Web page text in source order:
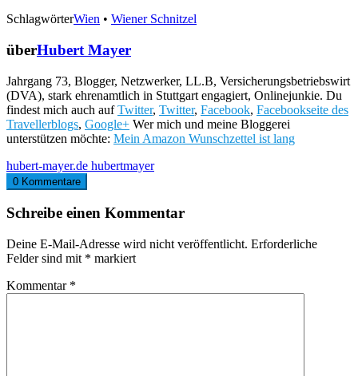
SchlagwörterWien • Wiener Schnitzel
überHubert Mayer
Jahrgang 73, Blogger, Netzwerker, LL.B, Versicherungsbetriebswirt
(DVA), stark ehrenamtlich in Stuttgart engagiert, Onlinejunkie. Du
findest mich auch aufTwitter, Twitter, Facebook, Facebookseite des
Travellerblogs, Google+ Wer mich und meine Bloggerei
unterstützen möchte: Mein Amazon Wunschzettel ist lang
hubert-mayer.de hubertmayer
0 Kommentare
Schreibe einen Kommentar
Deine E-Mail-Adresse wird nicht veröffentlicht. Erforderliche
Felder sind mit * markiert
Kommentar *